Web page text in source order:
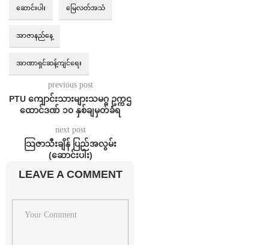
ဆောင်းပါး မြေလတ်အသံ
အာဇာနည်နေ့
အာဏာရှင်ဆန့်ကျင်ရေး
previous post
PTU ကျောင်းသားများသမဂ္ဂ ဥက္ကဌ
ထောင်ဒဏ် ၁၀ နှစ်ချမှတ်ခံရ
next post
သြဇာသီးချိန် ပြည်အလွမ်း
(ဆောင်းပါး)
LEAVE A COMMENT